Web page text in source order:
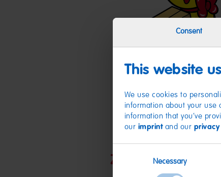
Consent
This website
We use cookies to
information about your use
information that you’ve
our imprintand our
Selection
Necessary
Zutaten